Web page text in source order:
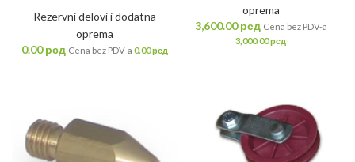
Rezervni delovi i dodatna
oprema
0.00рсд Cena bez PDV-a 0.00рсд
oprema
3,600.00рсд Cena bez PDV-a
3,000.00рсд